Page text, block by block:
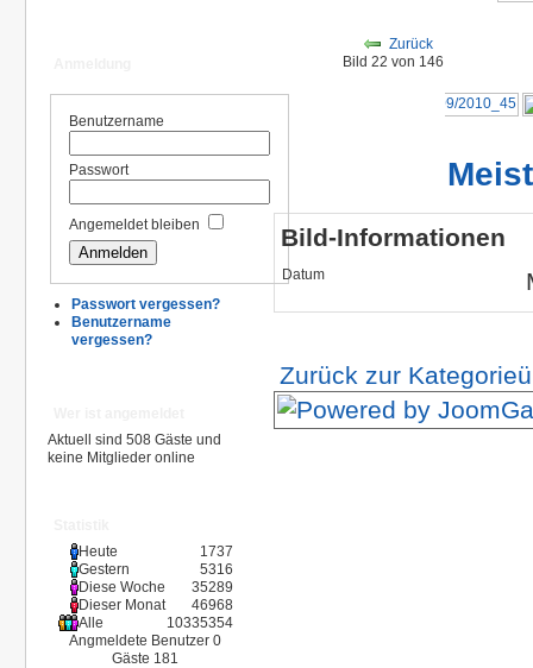
Benutzername
Passwort
Angemeldet bleiben
Passwort vergessen?
Benutzername
vergessen?
Aktuell sind 508 Gäste und
keine Mitglieder online
Heute
1737
Gestern
5316
Diese Woche
35289
Dieser Monat
46968
Alle
10335354
Angmeldete Benutzer 0
Gäste 181
Zurück
Bild 22 von 146
Bild-Informationen
Datum
Zurück zur